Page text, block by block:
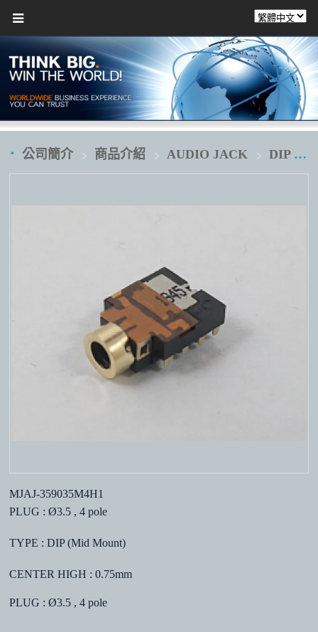
公司簡介 商品介紹 AUDIO JACK DIP 插板式
MJAJ-359035M4H1
PLUG : Ø3.5 , 4 pole
TYPE : DIP (Mid Mount)
CENTER HIGH : 0.75mm
PLUG : Ø3.5 , 4 pole